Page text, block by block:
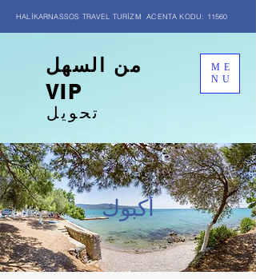
تحويل
من السهل
VIP
ME
NU
HALİKARNASSOS TRAVEL TURİZM ACENTA KODU: 11560
أكبوك